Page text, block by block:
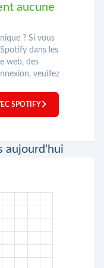
aucune
? Si vous
dans les
web, des
veuillez
SPOTIFY
aujourd'hui